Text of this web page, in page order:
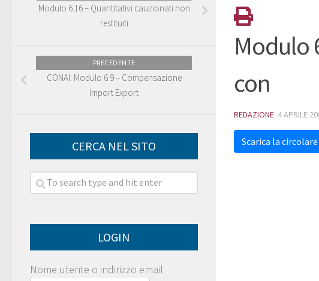
Modulo
con
REDAZIONE· 4 APRILE
Scarica la circolare
Modulo 6.16 – Quantitativi cauzionati non
restituiti
PRECEDENTE
CONAI: Modulo 6.9 – Compensazione
Import Export
CERCA NEL SITO
LOGIN
Nome utente o indirizzo email